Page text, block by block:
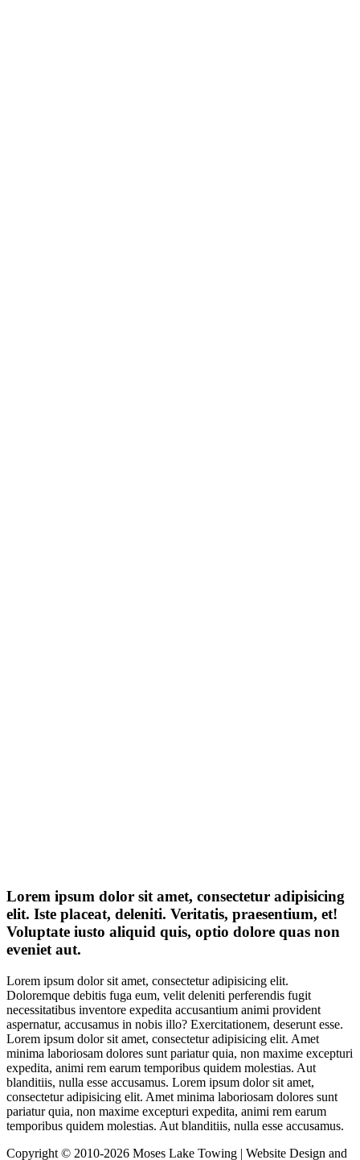
Lorem ipsum dolor sit amet, consectetur adipisicing
elit. Iste placeat, deleniti. Veritatis, praesentium, et!
Voluptate iusto aliquid quis, optio dolore quas non
eveniet aut.
Lorem ipsum dolor sit amet, consectetur adipisicing elit.
Doloremque debitis fuga eum, velit deleniti perferendis fugit
necessitatibus inventore expedita accusantium animi provident
aspernatur, accusamus in nobis illo? Exercitationem, deserunt esse.
Lorem ipsum dolor sit amet, consectetur adipisicing elit. Amet
minima laboriosam dolores sunt pariatur quia, non maxime excepturi
expedita, animi rem earum temporibus quidem molestias. Aut
blanditiis, nulla esse accusamus. Lorem ipsum dolor sit amet,
consectetur adipisicing elit. Amet minima laboriosam dolores sunt
pariatur quia, non maxime excepturi expedita, animi rem earum
temporibus quidem molestias. Aut blanditiis, nulla esse accusamus.
Copyright © 2010-2026 Moses Lake Towing | Website Design and